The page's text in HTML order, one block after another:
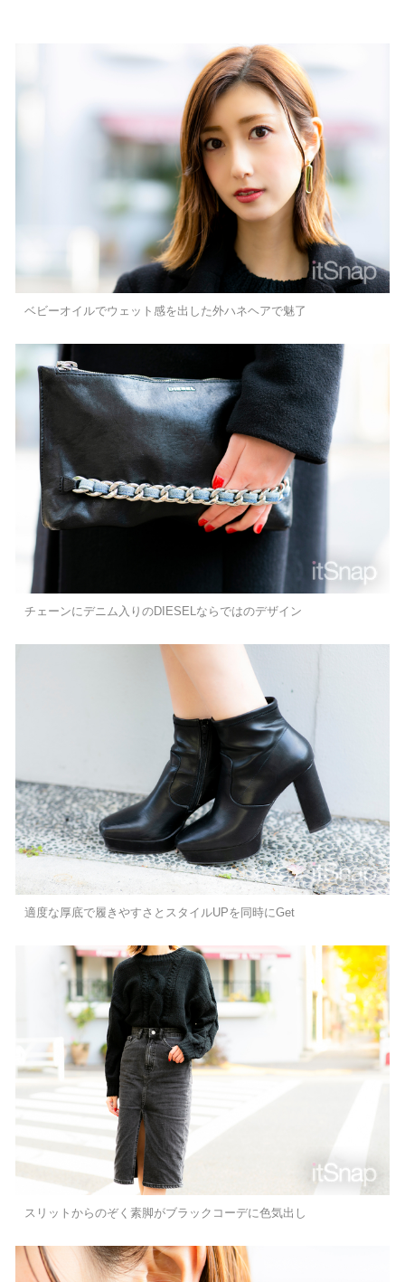
ベビーオイルでウェット感を出した外ハネヘアで魅了
チェーンにデニム入りのDIESELならではのデザイン
適度な厚底で履きやすさとスタイルUPを同時にGet
スリットからのぞく素脚がブラックコーデに色気出し